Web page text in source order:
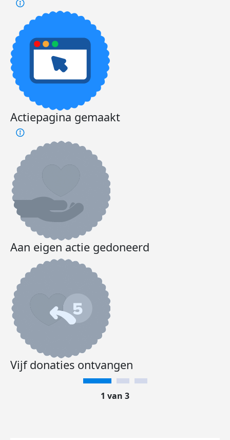
Actiepagina gemaakt
Aan eigen actie gedoneerd
Vijf donaties ontvangen
1 van 3